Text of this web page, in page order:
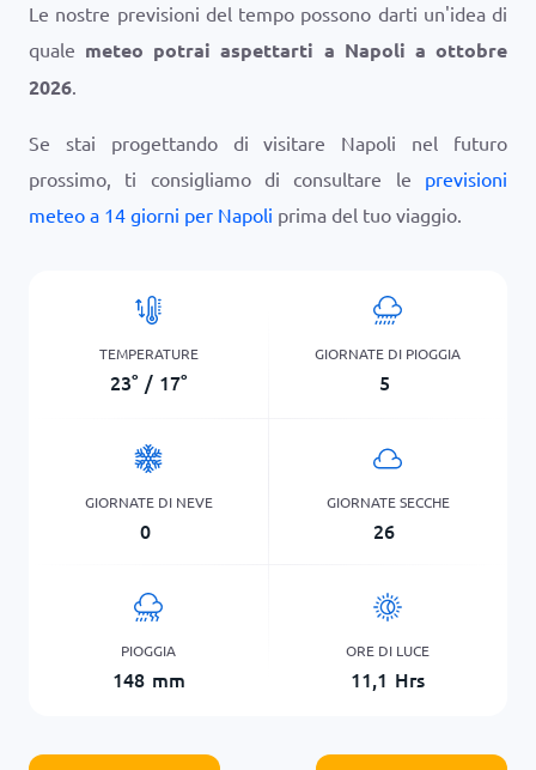
Le nostre previsioni del tempo possono darti un'idea di
quale meteo potrai aspettarti a Napoli a ottobre
2026.
Se stai progettando di visitare Napoli nel futuro
prossimo, ti consigliamo di consultare le previsioni
meteo a 14 giorni per Napoli prima del tuo viaggio.
TEMPERATURE
23° / 17°
GIORNATE DI PIOGGIA
5
GIORNATE DI NEVE
0
GIORNATE SECCHE
26
PIOGGIA
148 mm
ORE DI LUCE
11,1 Hrs